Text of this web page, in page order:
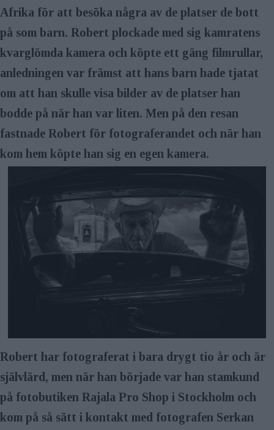
Afrika för att besöka några av de platser de bott
på som barn. Robert plockade med sig kamratens
kvarglömda kamera och köpte ett gäng filmrullar,
anledningen var främst att hans barn hade tjatat
om att han skulle visa bilder av de platser han
bodde på när han var liten. Men på den resan
fastnade Robert för fotograferandet och när han
kom hem köpte han sig en egen kamera.
Robert har fotograferat i bara drygt tio år och är
självlärd, men när han började var han stamkund
på fotobutiken Rajala Pro Shop i Stockholm och
kom på så sätt i kontakt med fotografen Serkan